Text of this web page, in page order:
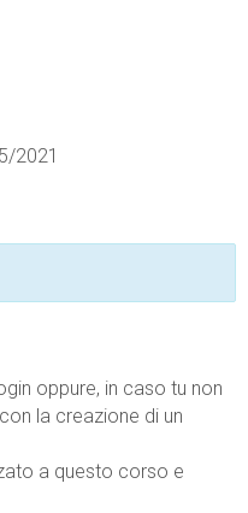
2021
oppure, in caso tu non
la creazione di un
a questo corso e